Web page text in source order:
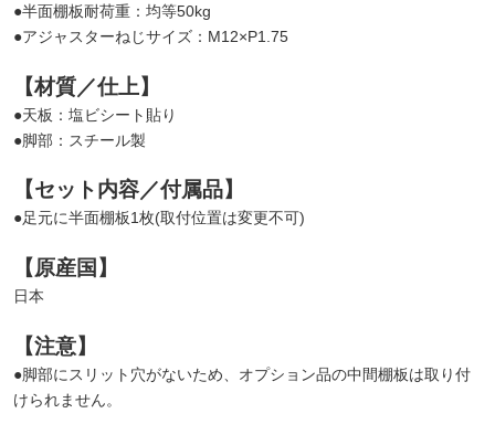
●半面棚板耐荷重：均等50kg
●アジャスターねじサイズ：M12×P1.75
【材質／仕上】
●天板：塩ビシート貼り
●脚部：スチール製
【セット内容／付属品】
●足元に半面棚板1枚(取付位置は変更不可)
【原産国】
日本
【注意】
●脚部にスリット穴がないため、オプション品の中間棚板は取り付
けられません。